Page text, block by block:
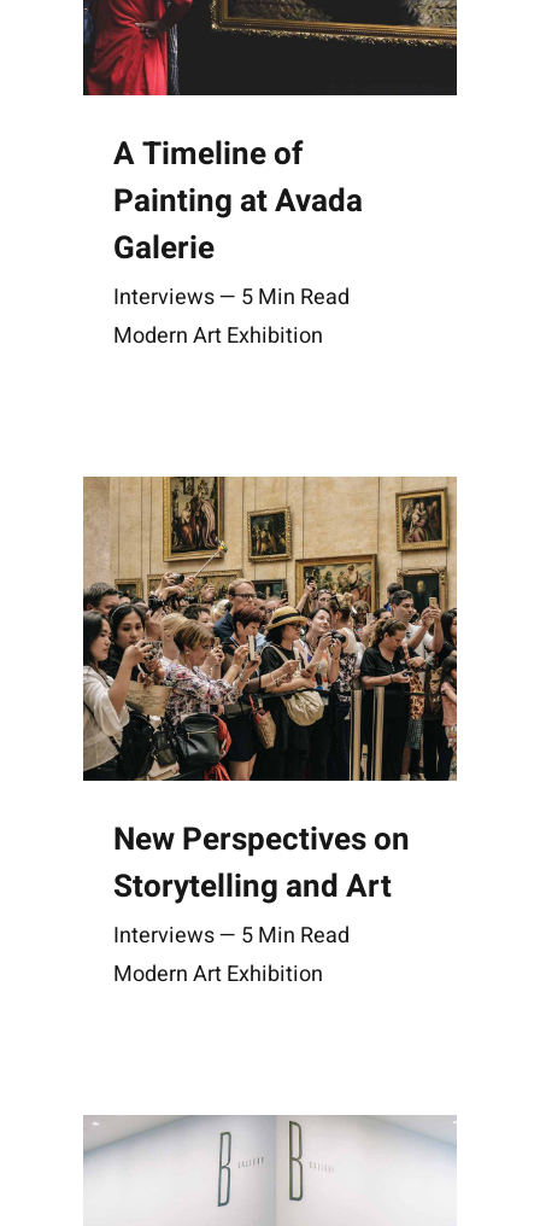
A Timeline of
Painting at Avada
Galerie
Interviews — 5 Min Read
Modern Art Exhibition
New Perspectives on
Storytelling and Art
Interviews — 5 Min Read
Modern Art Exhibition